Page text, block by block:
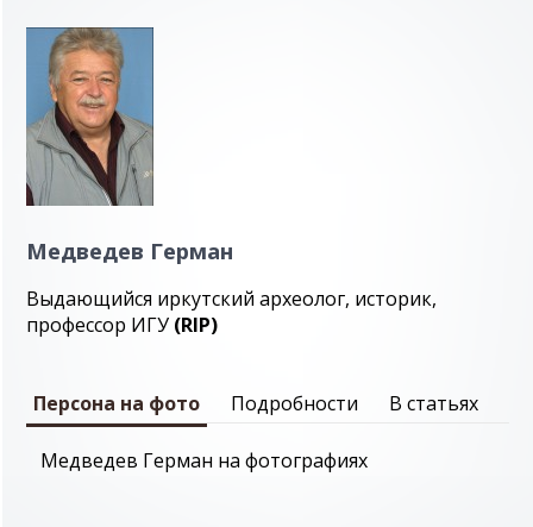
Медведев Герман
Выдающийся иркутский археолог, историк,
профессор ИГУ (RIP)
Персона на фото Подробности В статьях
Медведев Герман на фотографиях